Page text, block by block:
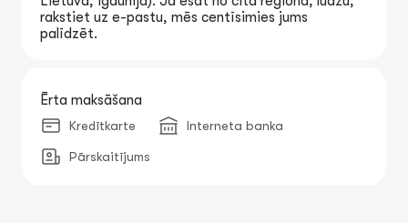
rakstiet uz e-pastu, mēs centīsimies jums
palīdzēt.
Ērta maksāšana
Kredītkarte Interneta banka
Pārskaitījums